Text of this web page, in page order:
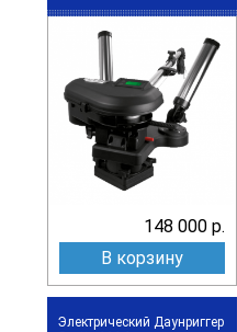
148 000 р.
В корзину
Электрический Даунриггер